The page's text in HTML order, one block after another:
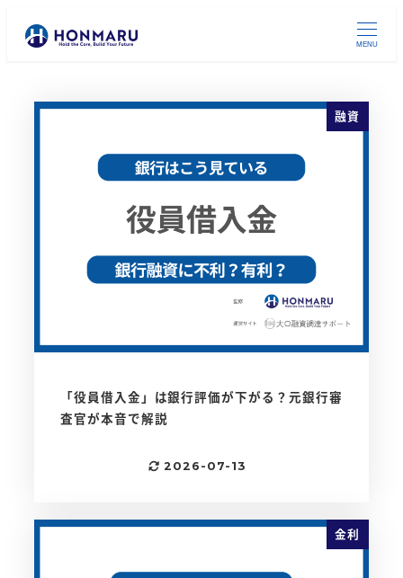
MENU
融資
「役員借入金」は銀行評価が下がる？元銀行審
査官が本音で解説
更新日
2026-07-13
金利